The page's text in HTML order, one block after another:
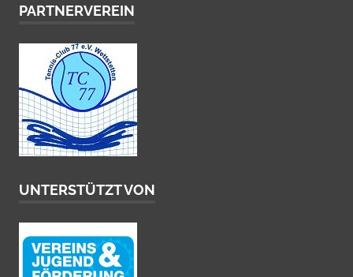
PARTNERVEREIN
UNTERSTÜTZT VON